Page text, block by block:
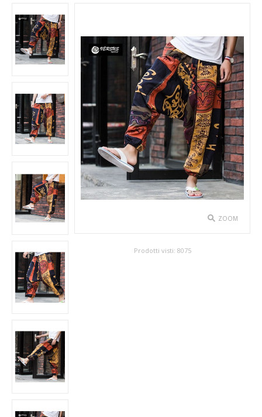
PARRUCCHE
UOMO
BAMBINA
BAMBINO
UOMO
SPETTACOLO
BALLETTO
GONNE
ABITI
SOTTOGONNE
ZOOM
Prodotti visti: 8075